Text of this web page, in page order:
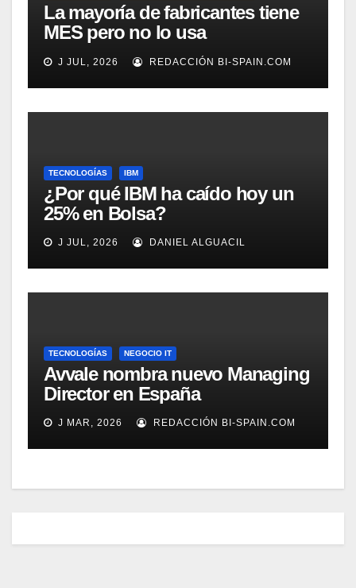
La mayoría de fabricantes tiene
MES pero no lo usa
adecuadamente, según
Rockwell Automation
J JUL, 2026 REDACCIÓN BI-SPAIN.COM
TECNOLOGÍAS IBM
¿Por qué IBM ha caído hoy un
25% en Bolsa?
J JUL, 2026 DANIEL ALGUACIL
TECNOLOGÍAS NEGOCIO IT
Avvale nombra nuevo Managing
Director en España
J MAR, 2026 REDACCIÓN BI-SPAIN.COM